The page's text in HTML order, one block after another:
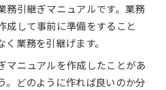
務引継ぎマニュアルです。業務
成して事前に準備をすること
業務を引継げます。
マニュアルを作成したことがあ
。どのように作れば良いのか分